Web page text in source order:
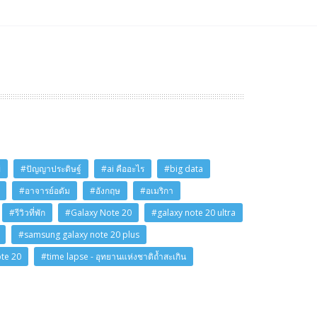
#ปัญญาประดิษฐ์ #ai คืออะไร
#big data
#อาจารย์อดัม #อังกฤษ
#อเมริกา
#รีวิวที่พัก #Galaxy Note 20
#galaxy note 20 ultra
#samsung galaxy note 20 plus
20
#time lapse - อุทยานแห่งชาติถ้ำสะเกิน